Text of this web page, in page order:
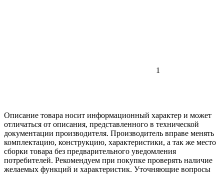
1
Описание товара носит информационный характер и может
отличаться от описания, представленного в технической
документации производителя. Производитель вправе менять
комплектацию, конструкцию, характеристики, а так же место
сборки товара без предварительного уведомления
потребителей. Рекомендуем при покупке проверять наличие
желаемых функций и характеристик. Уточняющие вопросы